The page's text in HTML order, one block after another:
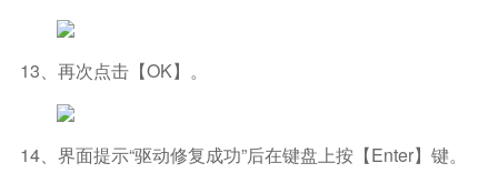
13、再次点击【OK】。
14、界面提示“驱动修复成功”后在键盘上按【Enter】键。